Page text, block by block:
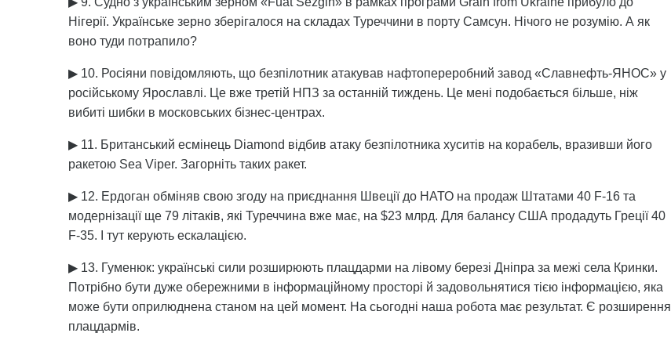
Нігерії. Українське зерно зберігалося на складах Туреччини в порту Самсун. Нічого не розумію. А як
воно туди потрапило?
▶ 10. Росіяни повідомляють, що безпілотник атакував нафтопереробний завод «Славнефть-ЯНОС» у
російському Ярославлі. Це вже третій НПЗ за останній тиждень. Це мені подобається більше, ніж
вибиті шибки в московських бізнес-центрах.
▶ 11. Британський есмінець Diamond відбив атаку безпілотника хуситів на корабель, вразивши його
ракетою Sea Viper. Загорніть таких ракет.
▶ 12. Ердоган обміняв свою згоду на приєднання Швеції до НАТО на продаж Штатами 40 F-16 та
модернізації ще 79 літаків, які Туреччина вже має, на $23 млрд. Для балансу США продадуть Греції 40
F-35. І тут керують ескалацією.
▶ 13. Гуменюк: українські сили розширюють плацдарми на лівому березі Дніпра за межі села Кринки.
Потрібно бути дуже обережними в інформаційному просторі й задовольнятися тією інформацією, яка
може бути оприлюднена станом на цей момент. На сьогодні наша робота має результат. Є розширення
плацдармів.